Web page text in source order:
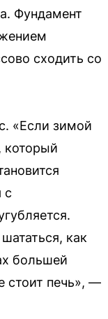
Фундамент
сходить со
«Если зимой
который
с
как
большей
стоит печь», —